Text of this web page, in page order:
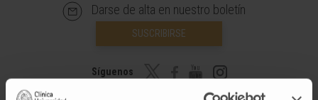
Darse de alta en nuestro boletín
SUSCRIBIRSE
Síguenos